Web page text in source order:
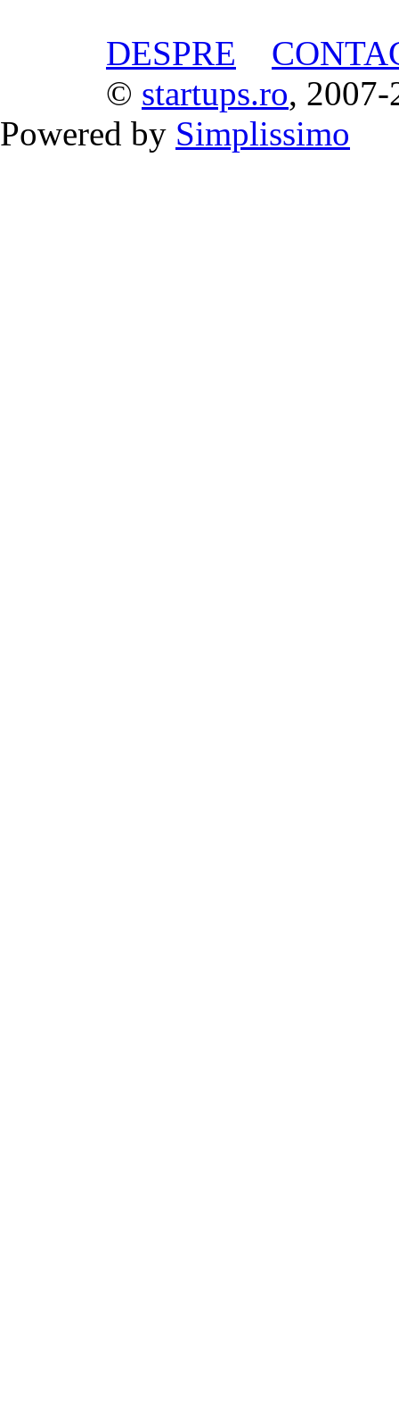
DESPRE
© startups.ro, 2007-
Powered by Simplissimo